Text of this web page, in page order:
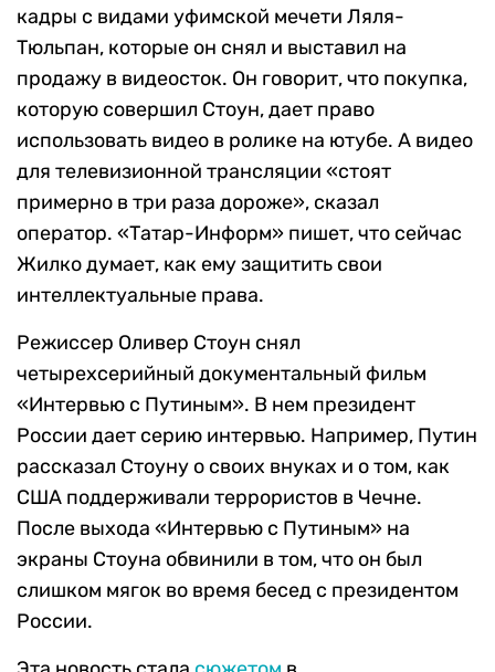
кадры с видами уфимской мечети Ляля-
Тюльпан, которые он снял и выставил на
продажу в видеосток. Он говорит, что покупка,
которую совершил Стоун, дает право
использовать видео в ролике на ютубе. А видео
для телевизионной трансляции «стоят
примерно в три раза дороже», сказал
оператор. «Татар-Информ» пишет, что сейчас
Жилко думает, как ему защитить свои
интеллектуальные права.
Режиссер Оливер Стоун снял
четырехсерийный документальный фильм
«Интервью с Путиным». В нем президент
России дает серию интервью. Например, Путин
рассказал Стоуну о своих внуках и о том, как
США поддерживали террористов в Чечне.
После выхода «Интервью с Путиным» на
экраны Стоуна обвинили в том, что он был
слишком мягок во время бесед с президентом
России.